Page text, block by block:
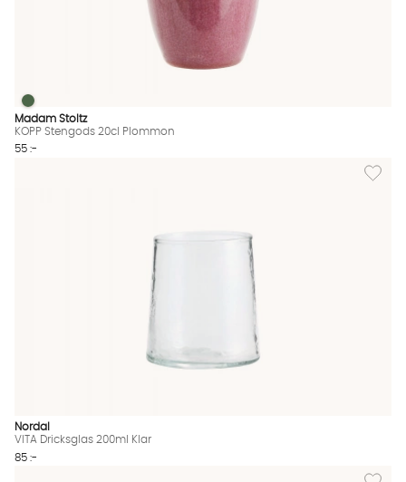
KOPP Stengods 20cl Plommon Finns även i dessa färger:
KOPP Stengods 20cl Plommon
Madam Stoltz
KOPP Stengods 20cl Plommon
55 :-
Lägg
Nordal
VITA Dricksglas 200ml Klar
85 :-
Lägg till